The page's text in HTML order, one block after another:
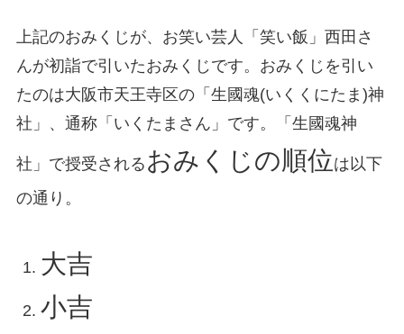
上記のおみくじが、お笑い芸人「笑い飯」西田さ
んが初詣で引いたおみくじです。おみくじを引い
たのは大阪市天王寺区の「生國魂(いくくにたま)神
社」、通称「いくたまさん」です。「生國魂神
社」で授受される おみくじの順位は以下
の通り。
大吉
小吉